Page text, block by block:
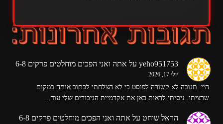
yeho951753 על אתה ואני הפכים מוחלטים פרקים 6-8
יולי 17, 2026
היי. תגובה לא קשורה לפוסט כי לא הצלחתי לכתוב אותה במקום
שרציתי. ניסיתי לראות כאן את אקדמיית הגיבורים שלי עוד…
הראל שוחט על אתה ואני הפכים מוחלטים פרקים 6-8